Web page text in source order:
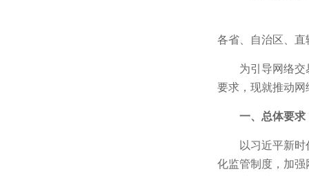
各省、自治区、
为引导网络
要求，现就推动
一、总体要求
以习近平新
化监管制度，加